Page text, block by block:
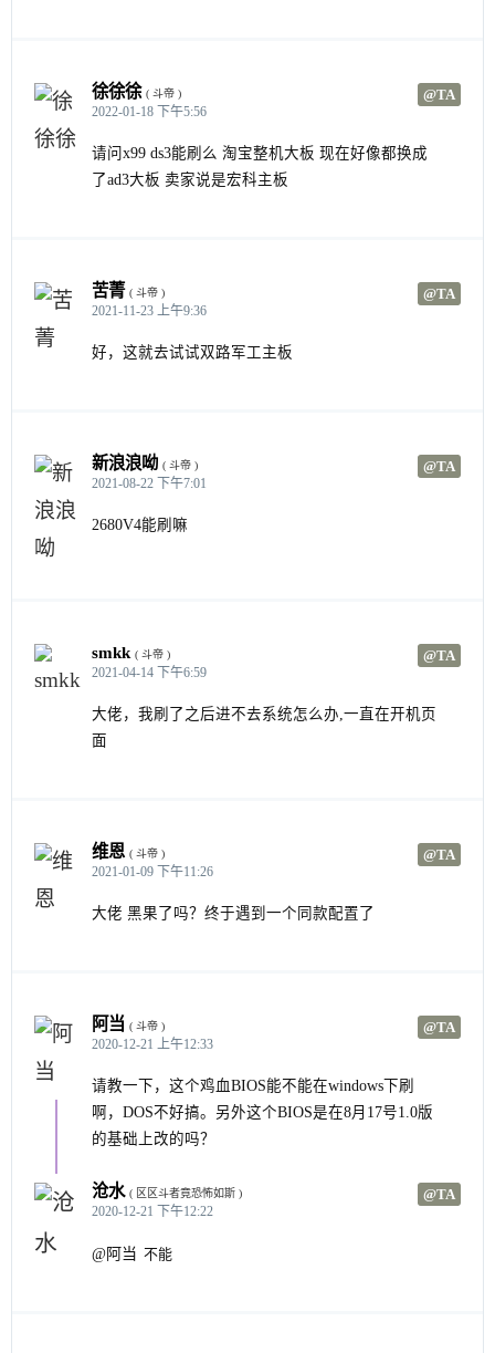
徐徐徐 @TA
( 斗帝 )
2022-01-18 下午5:56
请问x99 ds3能刷么 淘宝整机大板 现在好像都换成
了ad3大板 卖家说是宏科主板
苦菁 @TA
( 斗帝 )
2021-11-23 上午9:36
好，这就去试试双路军工主板
新浪浪呦 @TA
( 斗帝 )
2021-08-22 下午7:01
2680V4能刷嘛
smkk @TA
( 斗帝 )
2021-04-14 下午6:59
大佬，我刷了之后进不去系统怎么办,一直在开机页
面
维恩 @TA
( 斗帝 )
2021-01-09 下午11:26
大佬 黑果了吗？终于遇到一个同款配置了
阿当 @TA
( 斗帝 )
2020-12-21 上午12:33
请教一下，这个鸡血BIOS能不能在windows下刷
啊，DOS不好搞。另外这个BIOS是在8月17号1.0版
的基础上改的吗？
沧水 @TA
( 区区斗者竟恐怖如斯 )
2020-12-21 下午12:22
@阿当 不能